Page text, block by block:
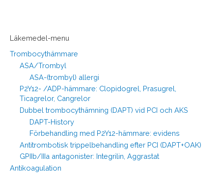
Läkemedel-menu
Trombocythämmare
ASA/Trombyl
ASA-(trombyl) allergi
P2Y12- /ADP-hämmare: Clopidogrel, Prasugrel,
Ticagrelor, Cangrelor
Dubbel trombocythämning (DAPT) vid PCI och AKS
DAPT-History
Förbehandling med P2Y12-hämmare: evidens
Antitrombotisk trippelbehandling efter PCI (DAPT+OAK)
GPIIb/IIIa antagonister: Integrilin, Aggrastat
Antikoagulation